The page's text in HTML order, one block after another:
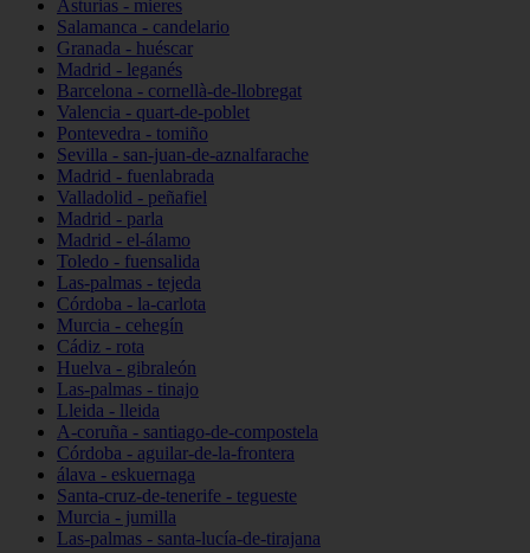
Asturias - mieres
Salamanca - candelario
Granada - huéscar
Madrid - leganés
Barcelona - cornellà-de-llobregat
Valencia - quart-de-poblet
Pontevedra - tomiño
Sevilla - san-juan-de-aznalfarache
Madrid - fuenlabrada
Valladolid - peñafiel
Madrid - parla
Madrid - el-álamo
Toledo - fuensalida
Las-palmas - tejeda
Córdoba - la-carlota
Murcia - cehegín
Cádiz - rota
Huelva - gibraleón
Las-palmas - tinajo
Lleida - lleida
A-coruña - santiago-de-compostela
Córdoba - aguilar-de-la-frontera
álava - eskuernaga
Santa-cruz-de-tenerife - tegueste
Murcia - jumilla
Las-palmas - santa-lucía-de-tirajana